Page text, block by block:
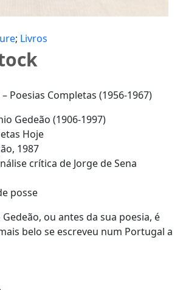
; Livros
Poesias Completas (1956-1967)
Gedeão (1906-1997)
Hoje
1987
crítica de Jorge de Sena
posse
ou antes da sua poesia, é
belo se escreveu num Portugal a